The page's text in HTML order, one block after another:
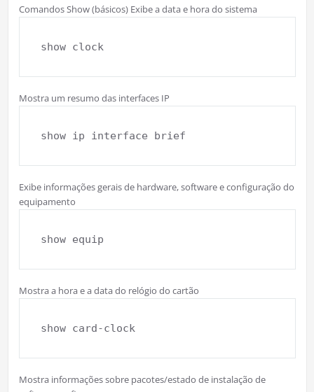
Comandos Show (básicos) Exibe a data e hora do sistema
show clock
Mostra um resumo das interfaces IP
show ip interface brief
Exibe informações gerais de hardware, software e configuração do
equipamento
show equip
Mostra a hora e a data do relógio do cartão
show card-clock
Mostra informações sobre pacotes/estado de instalação de